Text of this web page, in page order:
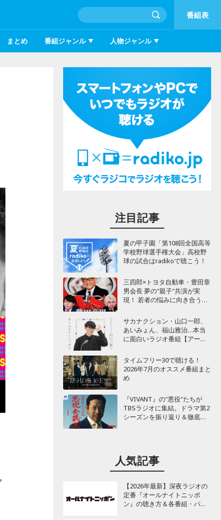
番組表
まとめ 番組ジャンル 人物ジャンル
注目記事
夏の甲子園「第108回全国高等
学校野球選手権大会」高校野
球の試合はradikoで聴こう！
三四郎×トヨタ自動車・豊田章
男会長 夢の"親子"共演が実
現！ 若者の悩みに向き合うポ
サカナクション・山口一郎、
あいみょん、福山雅治…本当
に面白いラジオ番組【アーテ
タイムフリー30で聴ける！
2026年7月のオススメ番組まと
め
『VIVANT』の"悪役"たちが
TBSラジオに集結。ドラマ第2
シーズンを振り返り＆徹底考
人気記事
【2026年最新】深夜ラジオの
定番『オールナイトニッポ
ン』の聴き方＆各番組・パー